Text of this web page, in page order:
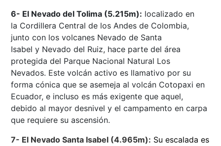
6- El Nevado del Tolima (5.215m): localizado en
la Cordillera Central de los Andes de Colombia,
junto con los volcanes Nevado de Santa
Isabel y Nevado del Ruiz, hace parte del área
protegida del Parque Nacional Natural Los
Nevados. Este volcán activo es llamativo por su
forma cónica que se asemeja al volcán Cotopaxi en
Ecuador, e incluso es más exigente que aquel,
debido al mayor desnivel y el campamento en carpa
que requiere su ascensión.
7- El Nevado Santa Isabel (4.965m): Su escalada es